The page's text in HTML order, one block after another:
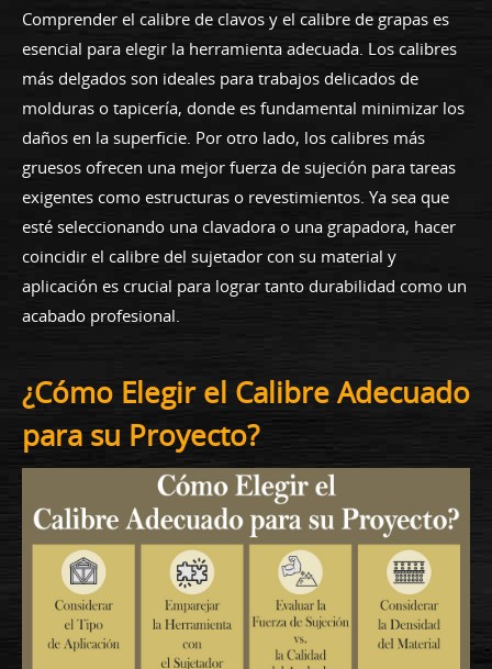
Comprender el calibre de clavos y el calibre de grapas es
esencial para elegir la herramienta adecuada. Los calibres
más delgados son ideales para trabajos delicados de
molduras o tapicería, donde es fundamental minimizar los
daños en la superficie. Por otro lado, los calibres más
gruesos ofrecen una mejor fuerza de sujeción para tareas
exigentes como estructuras o revestimientos. Ya sea que
esté seleccionando una clavadora o una grapadora, hacer
coincidir el calibre del sujetador con su material y
aplicación es crucial para lograr tanto durabilidad como un
acabado profesional.
¿Cómo Elegir el Calibre Adecuado
para su Proyecto?